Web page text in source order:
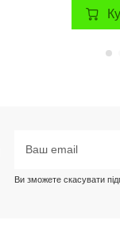
Ви зможете скасувати